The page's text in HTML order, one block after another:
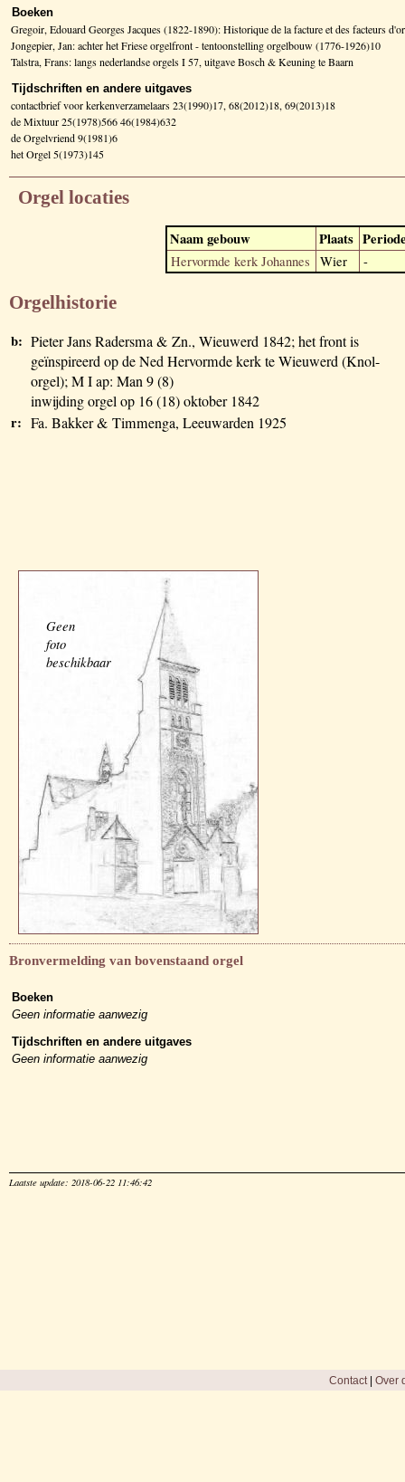
Boeken
Gregoir, Edouard Georges Jacques (1822-1890): Historique de la facture et des facteurs
Jongepier, Jan: achter het Friese orgelfront - tentoonstelling orgelbouw (1776-1926)10
Talstra, Frans: langs nederlandse orgels I 57, uitgave Bosch & Keuning te Baarn
Tijdschriften en andere uitgaves
contactbrief voor kerkenverzamelaars 23(1990)17, 68(2012)18, 69(2013)18
de Mixtuur 25(1978)566 46(1984)632
de Orgelvriend 9(1981)6
het Orgel 5(1973)145
Orgel locaties
Naam gebouw Plaats
Hervormde kerk Johannes Wier -
Orgelhistorie
b: Pieter Jans Radersma & Zn., Wieuwerd 1842; het front is
geïnspireerd op de Ned Hervormde kerk te Wieuwerd (Knol-
orgel); M I ap: Man 9 (8)
inwijding orgel op 16 (18) oktober 1842
r: Fa. Bakker & Timmenga, Leeuwarden 1925
Geen
foto
beschikbaar
Bronvermelding van bovenstaand orgel
Boeken
Geen informatie aanwezig
Tijdschriften en andere uitgaves
Geen informatie aanwezig
Laatste update: 2018-06-22 11:46:42
Contact| Over